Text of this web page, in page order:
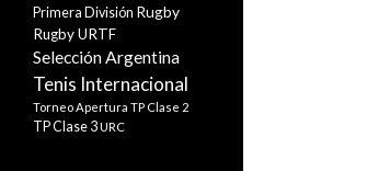
Primera División Rugby
Rugby URTF
Selección Argentina
Tenis Internacional
Torneo Apertura TP Clase 2
TP Clase 3URC